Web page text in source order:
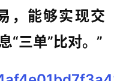
，能够实现交
“三单”比对。”